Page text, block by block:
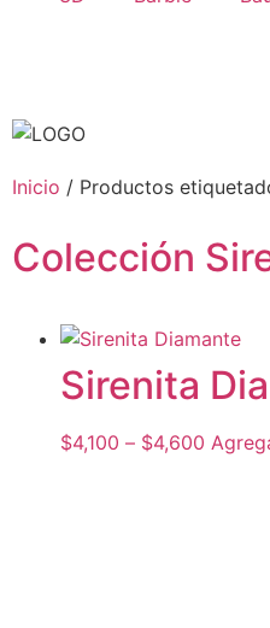
Inicio / Productos
Colección
Sirenita
$4,100 – $4,600